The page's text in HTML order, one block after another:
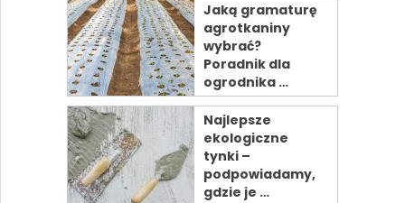
Jaką gramaturę
agrotkaniny
wybrać?
Poradnik dla
ogrodnika …
Najlepsze
ekologiczne
tynki –
podpowiadamy,
gdzie je …